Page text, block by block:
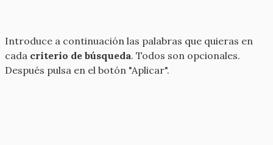
Introduce a continuación las palabras que quieras en
cada criterio de búsqueda. Todos son opcionales.
Después pulsa en el botón "Aplicar".